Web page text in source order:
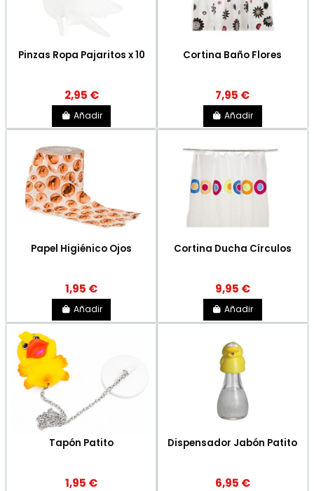
Pinzas Ropa Pajaritos x 10
2,95 €
Añadir
Cortina Baño Flores
7,95 €
Añadir
Papel Higiénico Ojos
1,95 €
Añadir
Cortina Ducha Círculos
9,95 €
Añadir
Tapón Patito
1,95 €
Dispensador Jabón Patito
6,95 €